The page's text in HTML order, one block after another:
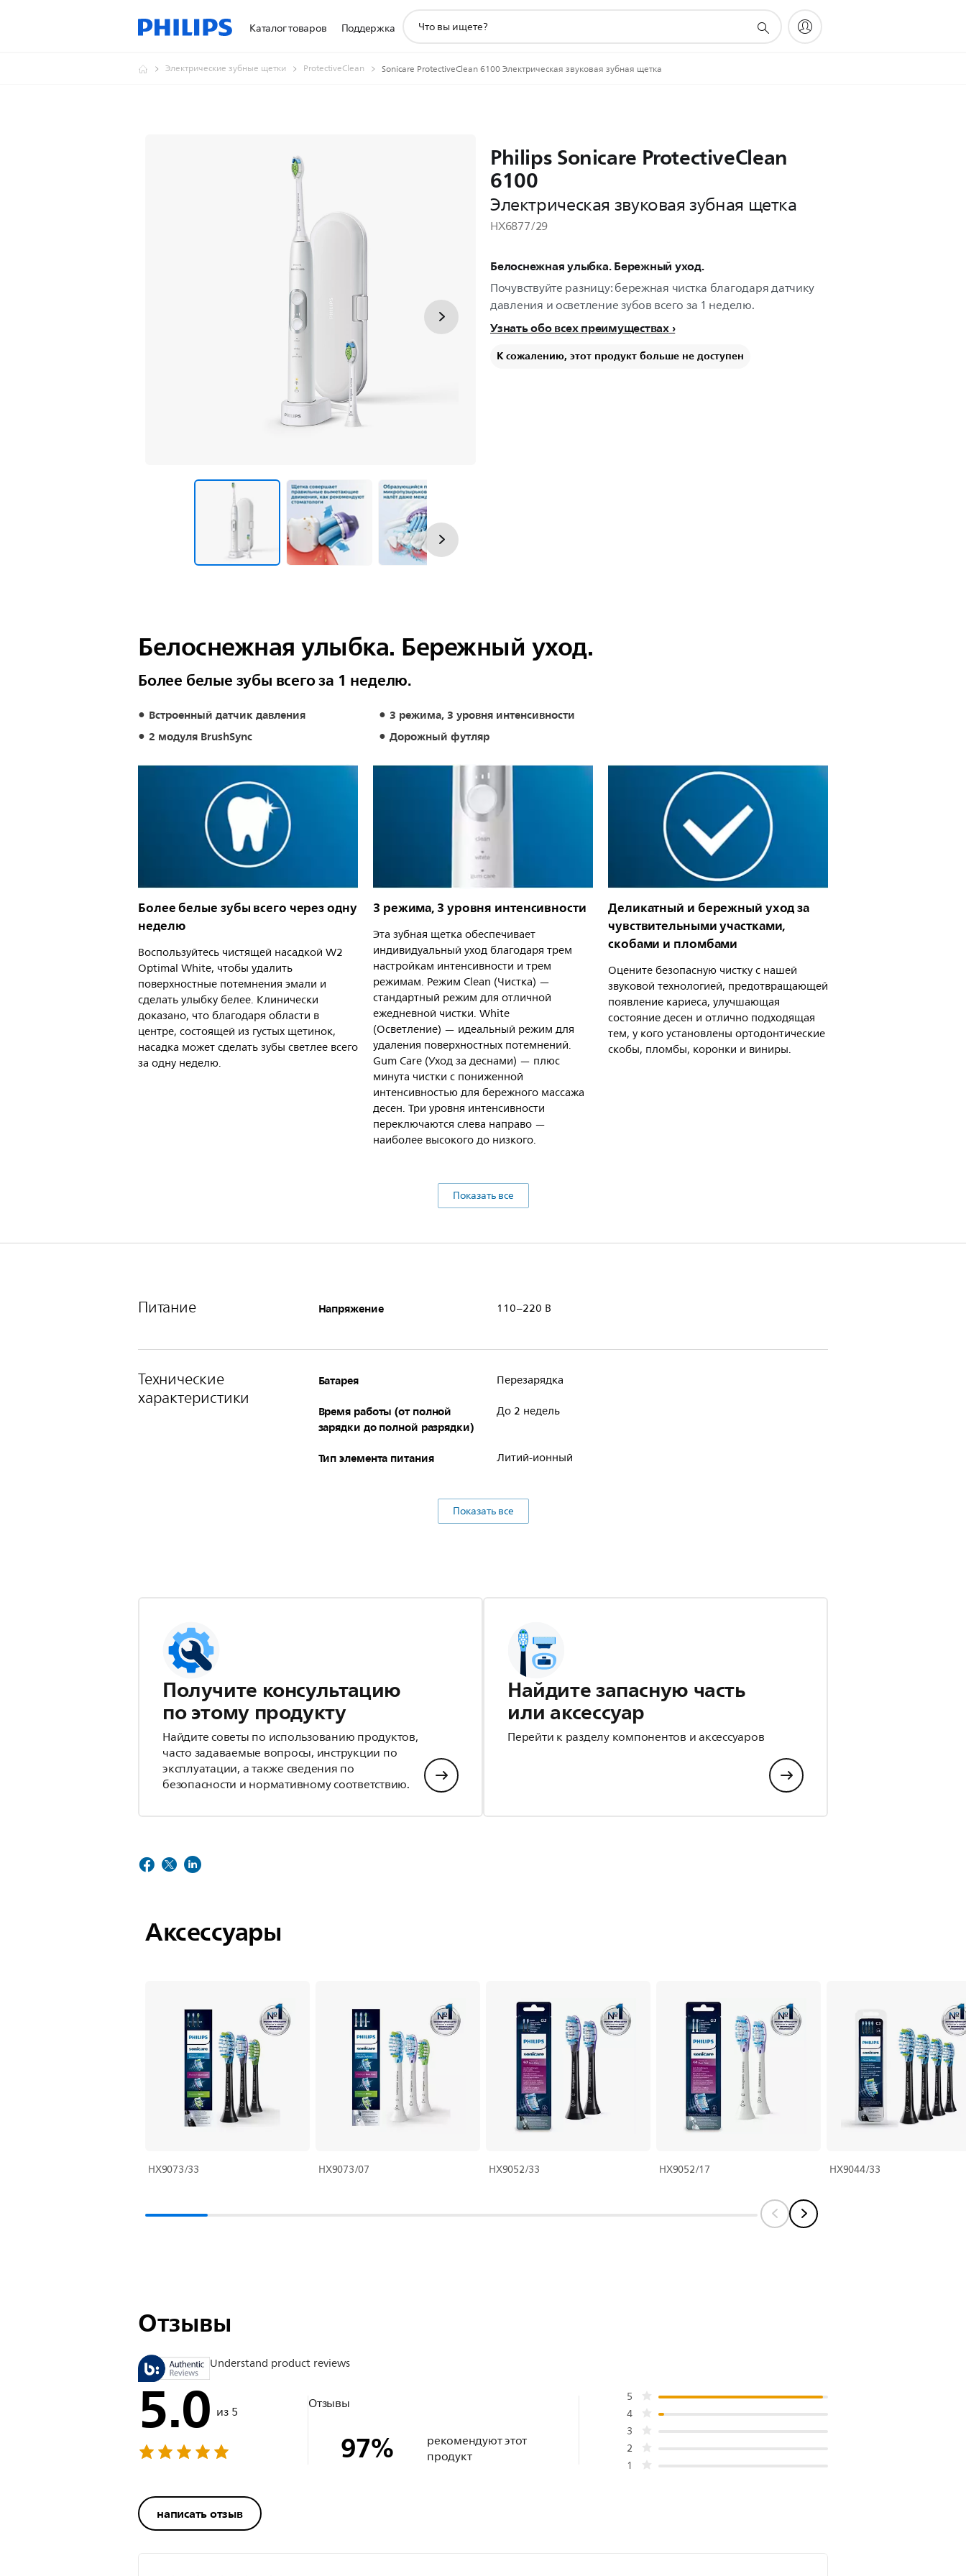
Каталог товаров Поддержка
поддержки
Электрические зубные щетки ProtectiveClean Sonicare ProtectiveClean 6100 Электрическая звуковая зубная щетка
Philips Sonicare ProtectiveClean
6100
Электрическая звуковая зубная щетка
HX6877/29
Белоснежная улыбка. Бережный уход.
Почувствуйте разницу: бережная чистка благодаря датчику
давления и осветление зубов всего за 1 неделю.
Узнать обо всех преимуществах
К сожалению, этот продукт больше не доступен
Белоснежная улыбка. Бережный уход.
Более белые зубы всего за 1 неделю.
Встроенный датчик давления
3 режима, 3 уровня интенсивности
2 модуля BrushSync
Дорожный футляр
Более белые зубы всего через одну
неделю
Воспользуйтесь чистящей насадкой W2
Optimal White, чтобы удалить
поверхностные потемнения эмали и
сделать улыбку белее. Клинически
доказано, что благодаря области в
центре, состоящей из густых щетинок,
насадка может сделать зубы светлее всего
за одну неделю.
3 режима, 3 уровня интенсивности
Эта зубная щетка обеспечивает
индивидуальный уход благодаря трем
настройкам интенсивности и трем
режимам. Режим Clean (Чистка) —
стандартный режим для отличной
ежедневной чистки. White
(Осветление) — идеальный режим для
удаления поверхностных потемнений.
Gum Care (Уход за деснами) — плюс
минута чистки с пониженной
интенсивностью для бережного массажа
десен. Три уровня интенсивности
переключаются слева направо —
наиболее высокого до низкого.
Деликатный и бережный уход за
чувствительными участками,
скобами и пломбами
Оцените безопасную чистку с нашей
звуковой технологией, предотвращающей
появление кариеса, улучшающая
состояние десен и отлично подходящая
тем, у кого установлены ортодонтические
скобы, пломбы, коронки и виниры.
Показать все
Питание Напряжение 110–220 В
Технические
характеристики
Батарея Перезарядка
Время работы (от полной
зарядки до полной разрядки)
До 2 недель
Тип элемента питания Литий-ионный
Показать все
Получите консультацию
по этому продукту
Найдите советы по использованию продуктов,
часто задаваемые вопросы, инструкции по
эксплуатации, а также сведения по
безопасности и нормативному соответствию.
Найдите запасную часть
или аксессуар
Перейти к разделу компонентов и аксессуаров
Аксессуары
HX9073/33 HX9073/07 HX9052/33 HX9052/17 HX9044/33
Отзывы
Understand product reviews
5.0 из 5
написать отзыв
Отзывы
97%
рекомендуют этот
продукт
5
4
3
2
1